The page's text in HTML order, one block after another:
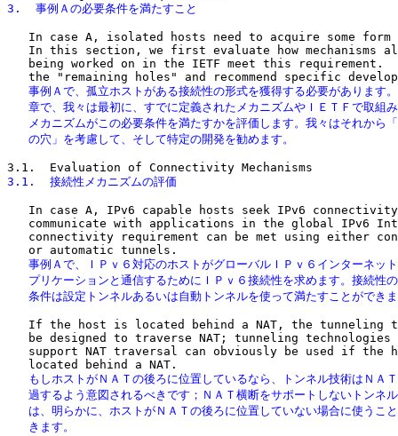
3.  事例Ａの必要条件を満たすこと
In case A, isolated hosts need to acquire some form
In this section, we first evaluate how mechanisms
being worked on in the IETF meet this requirement.
事例Ａで、孤立ホストがある接続性の形式を獲得する必要があります
章で、我々は最初に、すでに定義されたメカニズムやＩＥＴＦで取組
メカニズムがこの必要条件を満たすかを評価します。我々はそれから
   の穴」を考慮して、そして特定の開発を勧めます。
3.1.  接続性メカニズムの評価
In case A, IPv6 capable hosts seek IPv6
communicate with applications in the global IPv6
connectivity requirement can be met using either
事例Ａで、ＩＰｖ６対応のホストがグローバルＩＰｖ６インターネッ
プリケーションと通信するためにＩＰｖ６接続性を求めます。接続性
条件は設定トンネルあるいは自動トンネルを使って満たすことができ
If the host is located behind a NAT, the tunneling
be designed to traverse NAT; tunneling technologies
support NAT traversal can obviously be used if the
もしホストがＮＡＴの後ろに位置しているなら、トンネル技術はＮＡ
過するよう意図されるべきです；ＮＡＴ横断をサポートしないトンネ
は、明らかに、ホストがＮＡＴの後ろに位置していない場合に使うこ
   きます。